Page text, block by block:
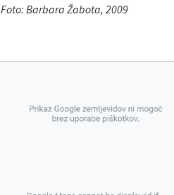
Foto: Barbara Žabota, 2009